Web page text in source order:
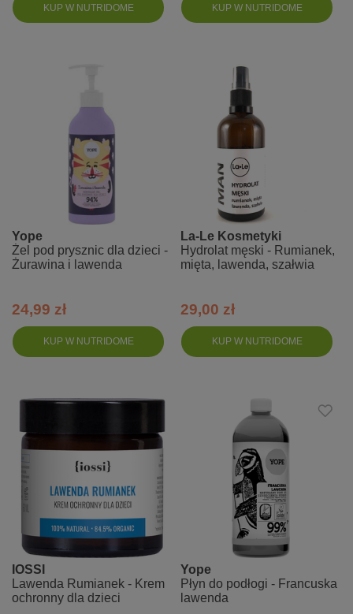
KUP W NUTRIDOME KUP W NUTRIDOME
KUP W NUTRIDOME
Yope
Żel pod prysznic dla dzieci -
Żurawina i lawenda
24,99 zł
KUP W NUTRIDOME
La-Le Kosmetyki
Hydrolat męski - Rumianek,
mięta, lawenda, szałwia
29,00 zł
IOSSI
Lawenda Rumianek - Krem
ochronny dla dzieci
Yope
Płyn do podłogi - Francuska
lawenda